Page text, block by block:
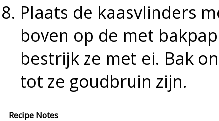
Plaats de kaasvlinders
boven op de met
bestrijk ze met ei. Bak
tot ze goudbruin zijn.
Recipe Notes